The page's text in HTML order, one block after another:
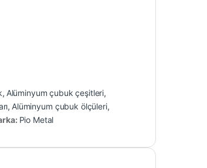
, Alüminyum çubuk çeşitleri,
, Alüminyum çubuk ölçüleri,
Pio Metal